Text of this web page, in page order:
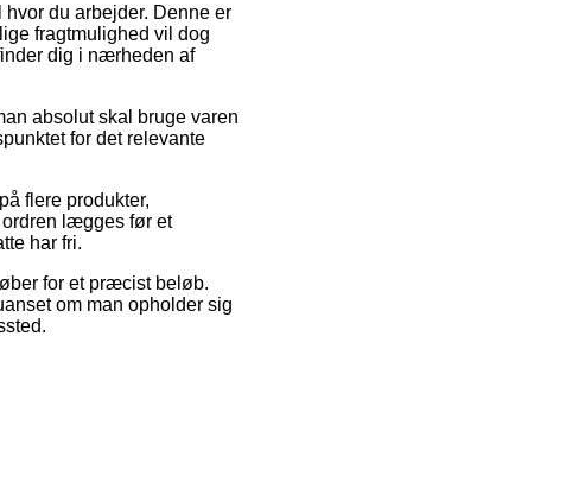
du arbejder. Denne er
fragtmulighed vil dog
dig i nærheden af
absolut skal bruge varen
for det relevante
flere produkter,
lægges før et
har fri.
for et præcist beløb.
om man opholder sig